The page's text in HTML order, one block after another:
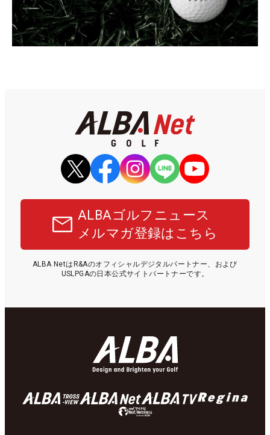
ALBAゴルフニュース
メルマガ登録はこちら
ALBA NetはR&Aのオフィシャルデジタルパートナー、および
USLPGAの日本公式サイトパートナーです。